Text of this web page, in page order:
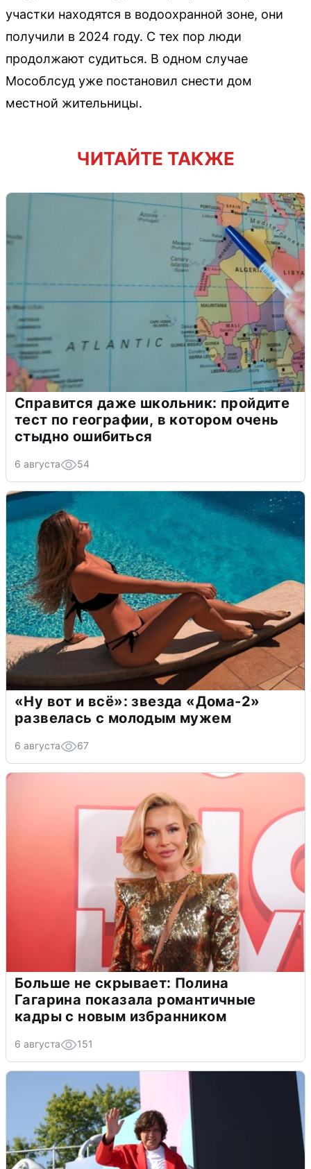
участки находятся в водоохранной зоне, они
получили в 2024 году. С тех пор люди
продолжают судиться. В одном случае
Мособлсуд уже постановил снести дом
местной жительницы.
ЧИТАЙТЕ ТАКЖЕ
Справится даже школьник: пройдите
тест по географии, в котором очень
стыдно ошибиться
6 августа 54
«Ну вот и всё»: звезда «Дома-2»
развелась с молодым мужем
6 августа 67
Больше не скрывает: Полина
Гагарина показала романтичные
кадры с новым избранником
6 августа 151